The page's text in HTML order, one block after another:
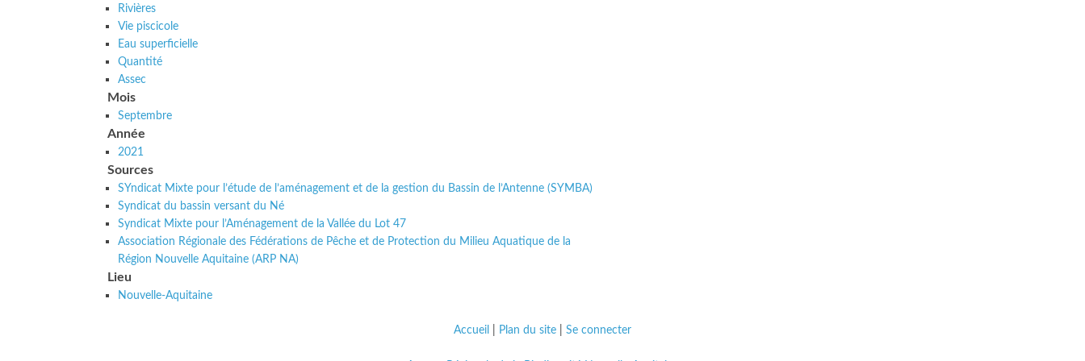
Rivières
Vie piscicole
Eau superficielle
Quantité
Assec
Mois
Septembre
Année
2021
Sources
SYndicat Mixte pour l’étude de l’aménagement et de la gestion du Bassin de l’Antenne (SYMBA)
Syndicat du bassin versant du Né
Syndicat Mixte pour l’Aménagement de la Vallée du Lot 47
Association Régionale des Fédérations de Pêche et de Protection du Milieu Aquatique de la
Région Nouvelle Aquitaine (ARP NA)
Lieu
Nouvelle-Aquitaine
Accueil Plan du site Se connecter